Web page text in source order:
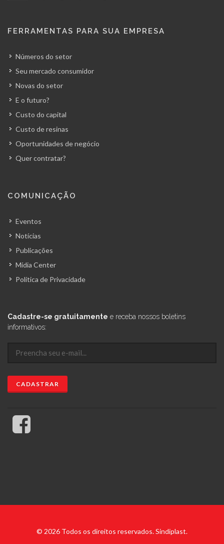
FERRAMENTAS PARA SUA EMPRESA
Números do setor
Seu mercado consumidor
Novas do setor
E o futuro?
Custo do capital
Custo de resinas
Oportunidades de negócio
Quer contratar?
COMUNICAÇÃO
Eventos
Notícias
Publicações
Mídia Center
Política de Privacidade
Cadastre-se gratuitamente e receba nossos boletins
informativos:
© 2026 Todos os direitos reservados. Sindiplast.